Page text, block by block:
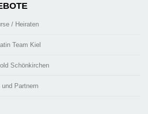
/ Heiraten
Team Kiel
Schönkirchen
und Partnern